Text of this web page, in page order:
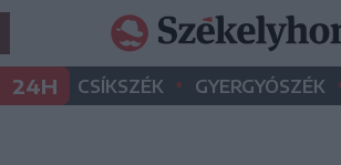
24H CSÍKSZÉK • GYERGYÓSZÉK